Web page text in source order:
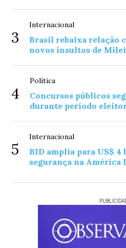
3
Internacional
Brasil rebaixa relação
novos insultos de Milei
4
Política
Concursos públicos
durante período
5
Internacional
BID amplia para US$
segurança na América